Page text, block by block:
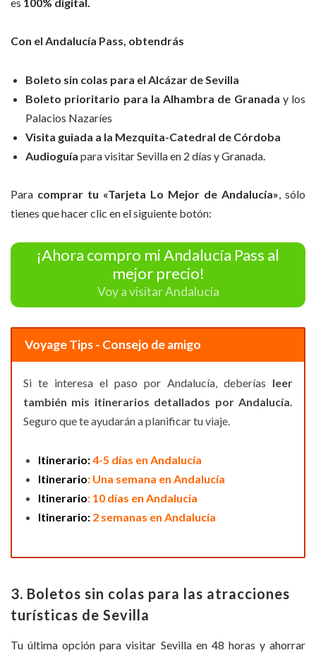
Con el Andalucía Pass, obtendrás
Boleto sin colas para el Alcázar de Sevilla
Boleto prioritario para la Alhambra de Granada y los
Palacios Nazaríes
Visita guiada a la Mezquita-Catedral de Córdoba
Audioguía para visitar Sevilla en 2 días y Granada.
Para comprar tu «Tarjeta Lo Mejor de Andalucía», sólo
tienes que hacer clic en el siguiente botón:
¡Ahora compro mi Andalucía Pass al
mejor precio!
Voy a visitar Andalucía
Voyage Tips - Consejo de amigo
Si te interesa el paso por Andalucía, deberías leer
también mis itinerarios detallados por Andalucía.
Seguro que te ayudarán a planificar tu viaje.
Itinerario:4-5 días en Andalucía
Itinerario: Una semana en Andalucía
Itinerario: 10 días en Andalucía
Itinerario: 2 semanas en Andalucía
3. Boletos sin colas para las atracciones
turísticas de Sevilla
Tu última opción para visitar Sevilla en 48 horas y ahorrar